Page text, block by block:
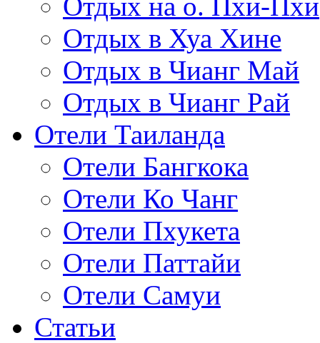
Отдых в Хуа Хине
Отдых в Чианг Май
Отдых в Чианг Рай
Отели Таиланда
Отели Бангкока
Отели Ко Чанг
Отели Пхукета
Отели Паттайи
Отели Самуи
Статьи